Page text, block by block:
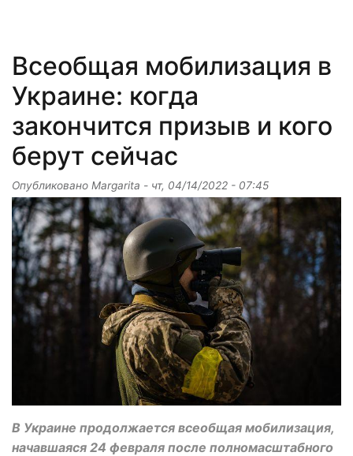
Всеобщая мобилизация в
Украине: когда
закончится призыв и кого
берут сейчас
Опубликовано Margarita - чт, 04/14/2022 - 07:45
В Украине продолжается всеобщая мобилизация,
начавшаяся 24 февраля после полномасштабного